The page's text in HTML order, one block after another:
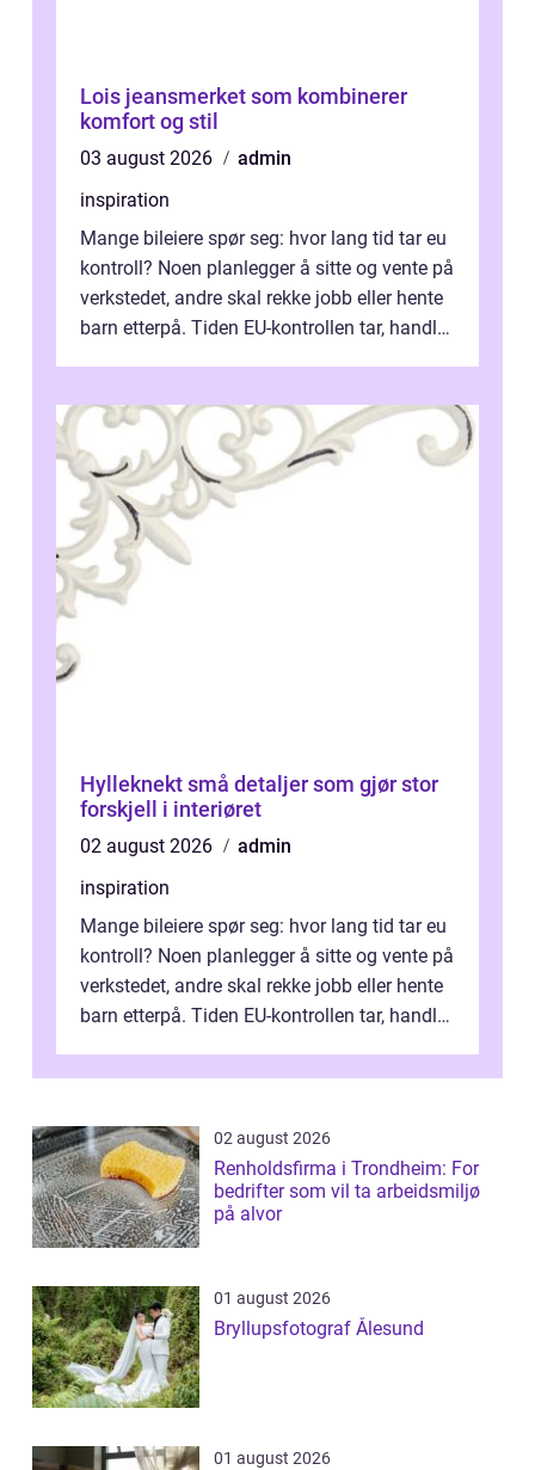
Lois jeansmerket som kombinerer
komfort og stil
03 august 2026
admin
inspiration
Mange bileiere spør seg: hvor lang tid tar eu
kontroll? Noen planlegger å sitte og vente på
verkstedet, andre skal rekke jobb eller hente
barn etterpå. Tiden EU-kontrollen tar, handler
Hylleknekt små detaljer som gjør stor
forskjell i interiøret
02 august 2026
admin
inspiration
Mange bileiere spør seg: hvor lang tid tar eu
kontroll? Noen planlegger å sitte og vente på
verkstedet, andre skal rekke jobb eller hente
barn etterpå. Tiden EU-kontrollen tar, handler
02 august 2026
Renholdsfirma i Trondheim: For
bedrifter som vil ta arbeidsmiljø
på alvor
01 august 2026
Bryllupsfotograf Ålesund
01 august 2026